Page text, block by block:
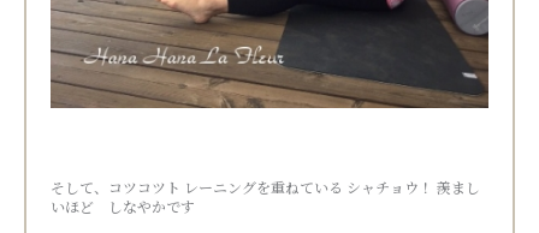
そして、コツコツト レーニングを重ねている シャチョウ！ 羨まし
いほど しなやかです